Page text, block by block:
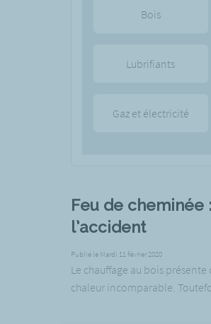
Bois
Lubrifiants
Gaz et électricité
Feu de
l’accident
Publié le Mardi 11 février 2020
Le chauffage au bois
chaleur incomparable.